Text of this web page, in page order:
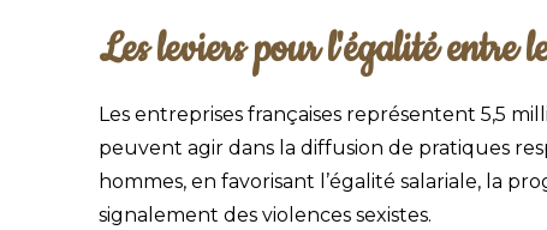
Les leviers pour l'égalité entre
Les entreprises françaises représentent 5,5
peuvent agir dans la diffusion de pratiques
hommes, en favorisant l’égalité salariale, la
signalement des violences sexistes.